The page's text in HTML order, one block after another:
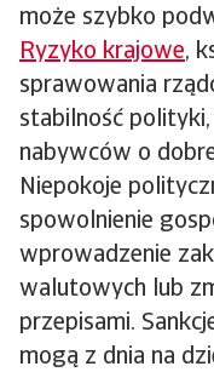
może szybko
Ryzyko krajowe,
sprawowania
stabilność
nabywców o
Niepokoje
spowolnienie
wprowadzenie
walutowych lub
przepisami.
mogą z dnia na